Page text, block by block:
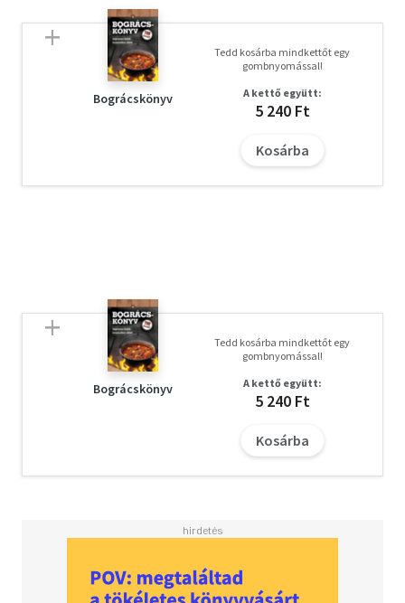
Bográcskönyv
Tedd kosárba mindkettőt egy
gombnyomással!
A kettő együtt:
5 240 Ft
Kosárba
Bográcskönyv
Tedd kosárba mindkettőt egy
gombnyomással!
A kettő együtt:
5 240 Ft
Kosárba